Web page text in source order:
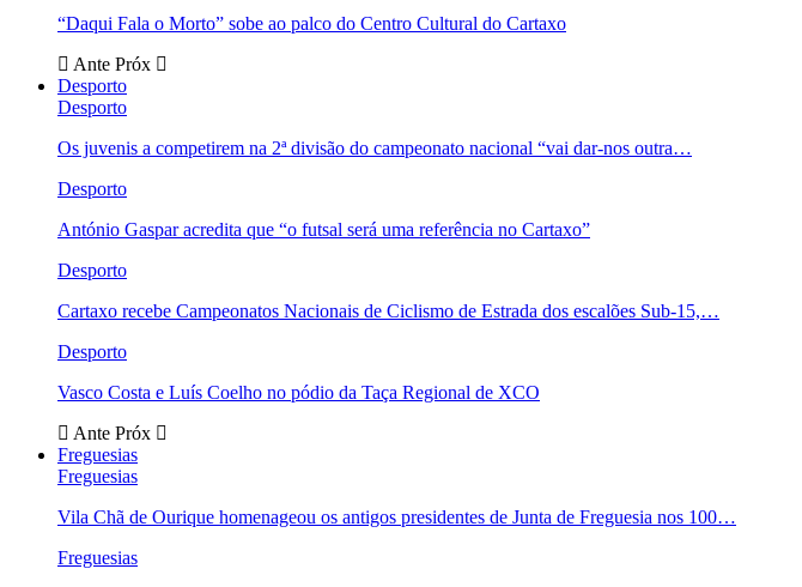
“Daqui Fala o Morto” sobe ao palco do Centro Cultural do Cartaxo
Ante Próx
Desporto
Desporto
Os juvenis a competirem na 2ª divisão do campeonato nacional “vai dar-nos outra…
Desporto
António Gaspar acredita que “o futsal será uma referência no Cartaxo”
Desporto
Cartaxo recebe Campeonatos Nacionais de Ciclismo de Estrada dos escalões Sub-15,…
Desporto
Vasco Costa e Luís Coelho no pódio da Taça Regional de XCO
Ante Próx
Freguesias
Freguesias
Vila Chã de Ourique homenageou os antigos presidentes de Junta de Freguesia nos 100…
Freguesias